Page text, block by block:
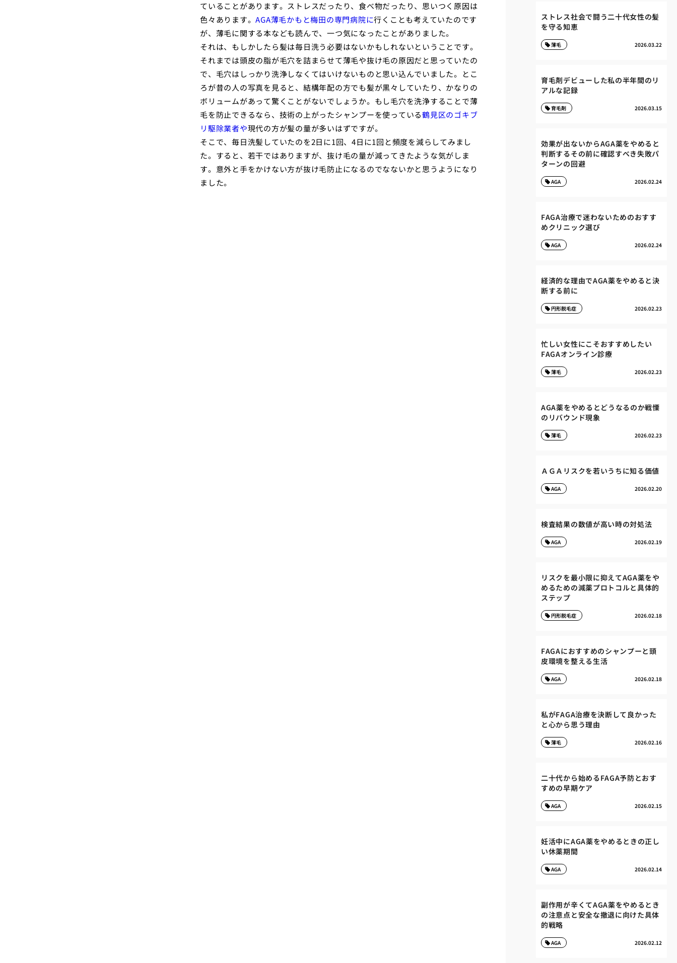
ていることがあります。ストレスだったり、食べ物だったり、思いつく原因は
色々あります。AGA薄毛かもと梅田の専門病院に行くことも考えていたのです
が、薄毛に関する本なども読んで、一つ気になったことがありました。
それは、もしかしたら髪は毎日洗う必要はないかもしれないということです。
それまでは頭皮の脂が毛穴を詰まらせて薄毛や抜け毛の原因だと思っていたの
で、毛穴はしっかり洗浄しなくてはいけないものと思い込んでいました。とこ
ろが昔の人の写真を見ると、結構年配の方でも髪が黒々していたり、かなりの
ボリュームがあって驚くことがないでしょうか。もし毛穴を洗浄することで薄
毛を防止できるなら、技術の上がったシャンプーを使っている鶴見区のゴキブ
リ駆除業者や現代の方が髪の量が多いはずですが。
そこで、毎日洗髪していたのを2日に1回、4日に1回と頻度を減らしてみまし
た。すると、若干ではありますが、抜け毛の量が減ってきたような気がしま
す。意外と手をかけない方が抜け毛防止になるのでなないかと思うようになり
ました。
ストレス社会で闘う二十代女性の髪
を守る知恵
2026.03.22
薄毛
育毛剤デビューした私の半年間のリ
アルな記録
2026.03.15
育毛剤
効果が出ないからAGA薬をやめると
判断するその前に確認すべき失敗パ
ターンの回避
2026.02.24
AGA
FAGA治療で迷わないためのおすす
めクリニック選び
2026.02.24
AGA
経済的な理由でAGA薬をやめると決
断する前に
2026.02.23
円形脱毛症
忙しい女性にこそおすすめしたい
FAGAオンライン診療
2026.02.23
薄毛
AGA薬をやめるとどうなるのか戦慄
のリバウンド現象
2026.02.23
薄毛
ＡＧＡリスクを若いうちに知る価値
2026.02.20
AGA
検査結果の数値が高い時の対処法
2026.02.19
AGA
リスクを最小限に抑えてAGA薬をや
めるための減薬プロトコルと具体的
ステップ
2026.02.18
円形脱毛症
FAGAにおすすめのシャンプーと頭
皮環境を整える生活
2026.02.18
AGA
私がFAGA治療を決断して良かった
と心から思う理由
2026.02.16
薄毛
二十代から始めるFAGA予防とおす
すめの早期ケア
2026.02.15
AGA
妊活中にAGA薬をやめるときの正し
い休薬期間
2026.02.14
AGA
副作用が辛くてAGA薬をやめるとき
の注意点と安全な撤退に向けた具体
的戦略
2026.02.12
AGA